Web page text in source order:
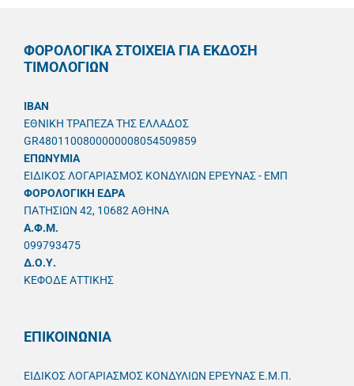
ΦΟΡΟΛΟΓΙΚΑ ΣΤΟΙΧΕΙΑ ΓΙΑ ΕΚΔΟΣΗ
ΤΙΜΟΛΟΓΙΩΝ
IBAN
ΕΘΝΙΚΗ ΤΡΑΠΕΖΑ ΤΗΣ ΕΛΛΑΔΟΣ
GR4801100800000008054509859
ΕΠΩΝΥΜΙΑ
ΕΙΔΙΚΟΣ ΛΟΓΑΡΙΑΣΜΟΣ ΚΟΝΔΥΛΙΩΝ ΕΡΕΥΝΑΣ - ΕΜΠ
ΦΟΡΟΛΟΓΙΚΗ ΕΔΡΑ
ΠΑΤΗΣΙΩΝ 42, 10682 ΑΘΗΝΑ
A.Φ.Μ.
099793475
Δ.Ο.Υ.
ΚΕΦΟΔΕ ΑΤΤΙΚΗΣ
ΕΠΙΚΟΙΝΩΝΙΑ
ΕΙΔΙΚΟΣ ΛΟΓΑΡΙΑΣΜΟΣ ΚΟΝΔΥΛΙΩΝ ΕΡΕΥΝΑΣ Ε.Μ.Π.